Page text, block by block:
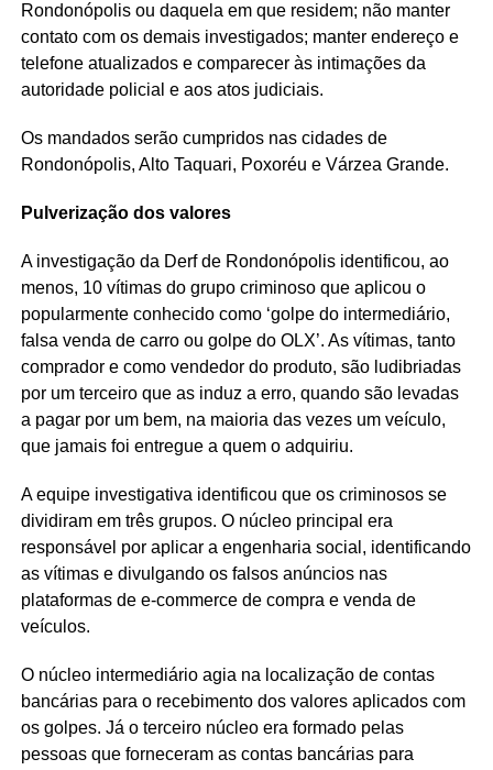
Rondonópolis ou daquela em que residem; não manter
contato com os demais investigados; manter endereço e
telefone atualizados e comparecer às intimações da
autoridade policial e aos atos judiciais.
Os mandados serão cumpridos nas cidades de
Rondonópolis, Alto Taquari, Poxoréu e Várzea Grande.
Pulverização dos valores
A investigação da Derf de Rondonópolis identificou, ao
menos, 10 vítimas do grupo criminoso que aplicou o
popularmente conhecido como ‘golpe do intermediário,
falsa venda de carro ou golpe do OLX’. As vítimas, tanto
comprador e como vendedor do produto, são ludibriadas
por um terceiro que as induz a erro, quando são levadas
a pagar por um bem, na maioria das vezes um veículo,
que jamais foi entregue a quem o adquiriu.
A equipe investigativa identificou que os criminosos se
dividiram em três grupos. O núcleo principal era
responsável por aplicar a engenharia social, identificando
as vítimas e divulgando os falsos anúncios nas
plataformas de e-commerce de compra e venda de
veículos.
O núcleo intermediário agia na localização de contas
bancárias para o recebimento dos valores aplicados com
os golpes. Já o terceiro núcleo era formado pelas
pessoas que forneceram as contas bancárias para